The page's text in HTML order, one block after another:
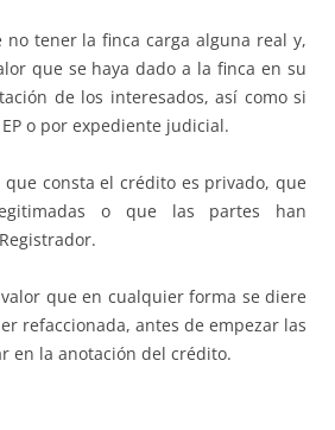
no tener la finca carga alguna real y,
que se haya dado a la finca en su
de los interesados, así como si
o por expediente judicial.
consta el crédito es privado, que
o que las partes han
que en cualquier forma se diere
refaccionada, antes de empezar las
en la anotación del crédito.